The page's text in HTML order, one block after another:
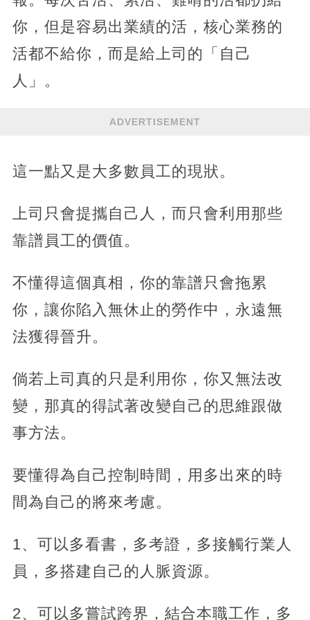
你，但是容易出業績的活，核心業務的
活都不給你，而是給上司的「自己
人」。
ADVERTISEMENT
這一點又是大多數員工的現狀。
上司只會提攜自己人，而只會利用那些
靠譜員工的價值。
不懂得這個真相，你的靠譜只會拖累
你，讓你陷入無休止的勞作中，永遠無
法獲得晉升。
倘若上司真的只是利用你，你又無法改
變，那真的得試著改變自己的思維跟做
事方法。
要懂得為自己控制時間，用多出來的時
間為自己的將來考慮。
1、可以多看書，多考證，多接觸行業人
員，多搭建自己的人脈資源。
2、可以多嘗試跨界，結合本職工作，多